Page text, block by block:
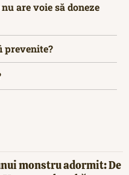
are voie să doneze
prevenite?
monstru adormit: De